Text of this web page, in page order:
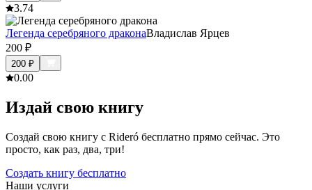
3.74
Легенда серебряного драконаВладислав Ярцев
200 ₽
200 ₽
0.00
Издай свою книгу
Создай свою книгу с Rideró бесплатно прямо сейчас. Это
просто, как раз, два, три!
Создать книгу бесплатно
Наши услуги